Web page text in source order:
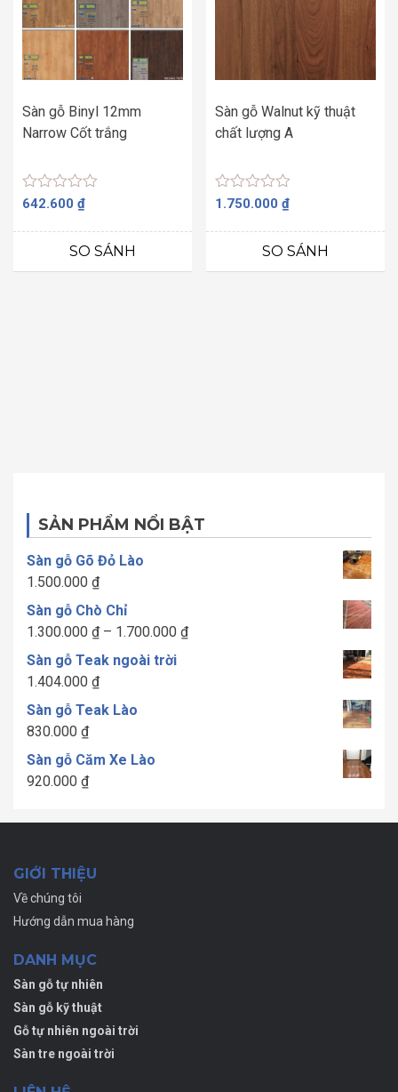
Sàn gỗ Binyl 12mm
Narrow Cốt trắng
Được
hạng
sao
642.600 ₫
SO SÁNH
Sàn gỗ Walnut kỹ thuật
chất lượng A
Được
hạng
sao
1.750.000₫
SO SÁNH
SẢN PHẨM NỔI BẬT
Sàn gỗ Gõ Đỏ Lào
1.500.000 ₫
Sàn gỗ Chò Chỉ
1.300.000 ₫ – 1.700.000 ₫Khoảng
Sàn gỗ Teak ngoài trời
1.404.000 ₫
Sàn gỗ Teak Lào
830.000 ₫
Sàn gỗ Căm Xe Lào
920.000 ₫
GIỚI THIỆU
Về chúng tôi
Hướng dẫn mua hàng
DANH MỤC
Sàn gỗ tự nhiên
Sàn gỗ kỹ thuật
Gỗ tự nhiên ngoài trời
Sàn tre ngoài trời